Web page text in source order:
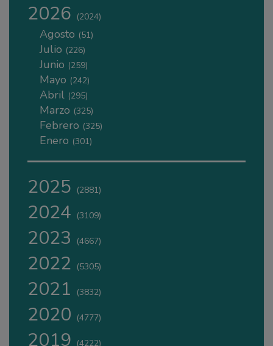
2026 (2024)
Agosto (51)
Julio (226)
Junio (259)
Mayo (242)
Abril (295)
Marzo (325)
Febrero (325)
Enero (301)
2025 (2881)
2024 (3109)
2023 (4667)
2022 (5305)
2021 (3832)
2020 (4777)
2019 (4222)